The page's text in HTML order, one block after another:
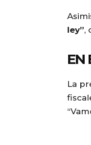
ley”,
EN
La